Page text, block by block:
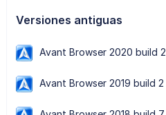
Versiones antiguas
Avant Browser 2020 build 2
Avant Browser 2019 build 2